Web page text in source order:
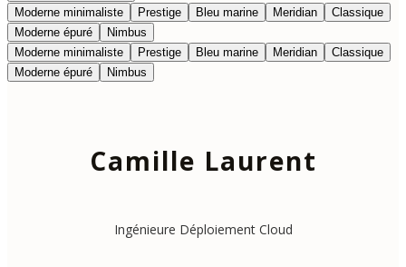
Moderne minimaliste
Prestige Bleu marine Meridian
Classique
Moderne épuré
Nimbus
Moderne minimaliste
Prestige Bleu marine Meridian
Classique
Moderne épuré
Nimbus
Camille Laurent
Ingénieure Déploiement Cloud